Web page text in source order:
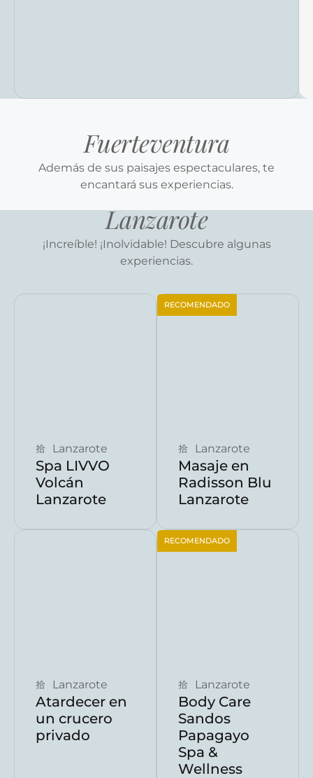
Fuerteventura
Además de sus paisajes espectaculares, te
encantará sus experiencias.
Lanzarote
¡Increíble! ¡Inolvidable! Descubre algunas
experiencias.
Lanzarote
Spa LIVVO
Volcán
Lanzarote
RECOMENDADO
Lanzarote
Masaje en
Radisson Blu
Lanzarote
Lanzarote
Atardecer en
un crucero
privado
RECOMENDADO
Lanzarote
Body Care
Sandos
Papagayo
Spa &
Wellness